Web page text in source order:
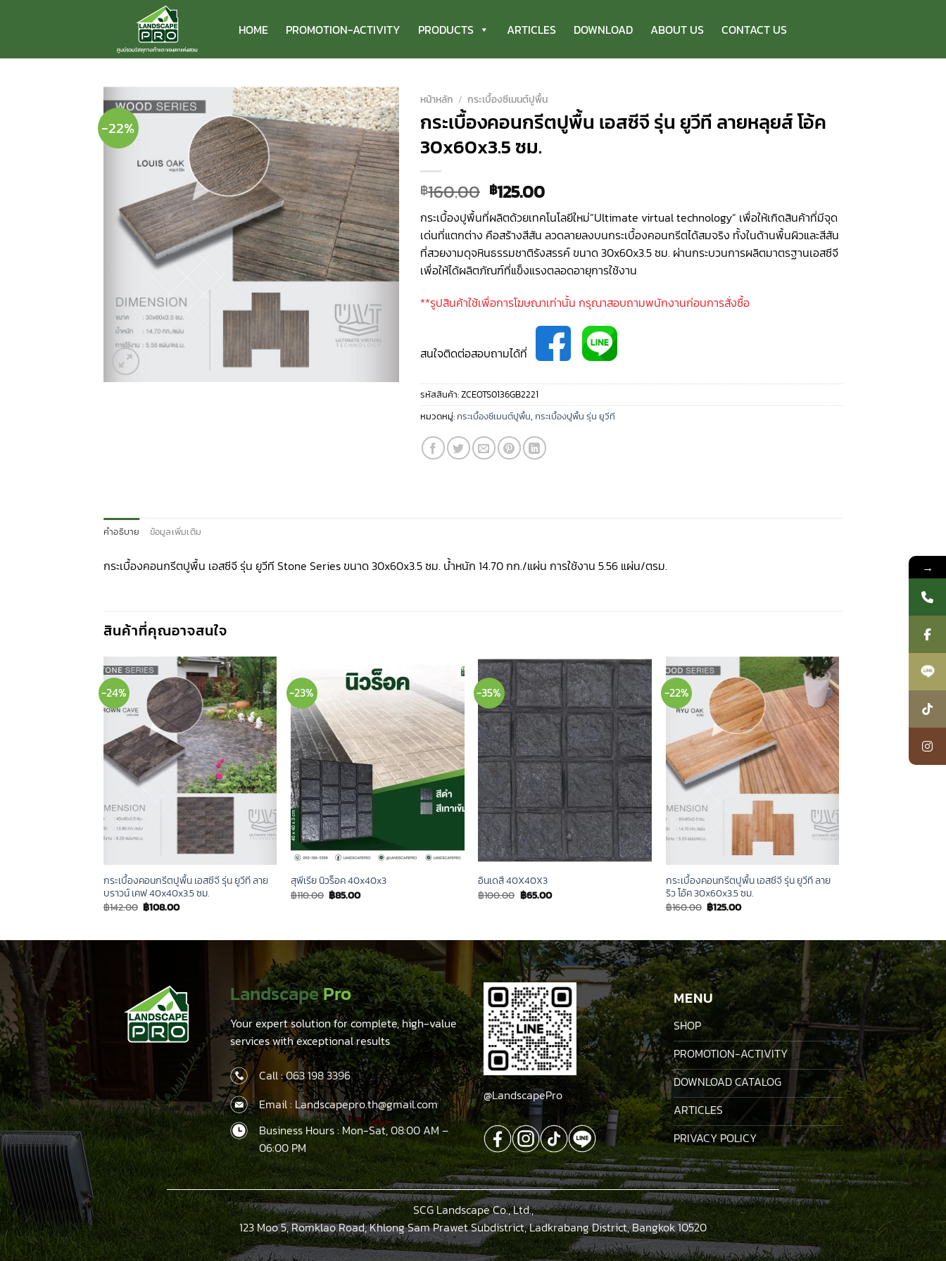
เนื้อหา
HOME PROMOTION-ACTIVITY PRODUCTS ARTICLES DOWNLOAD ABOUT US CONTACT US
-22%
หน้าหลัก / กระเบื้องซีเมนต์ปูพื้น
กระเบื้องคอนกรีตปูพื้น เอสซีจี รุ่น ยูวีที ลายหลุยส์ โอ้ค
30x60x3.5 ซม.
฿160.00 Original
price
was:
฿160.00.
฿125.00Current
price
is:
฿125.00.
กระเบื้องปูพื้นที่ผลิตด้วยเทคโนโลยีใหม่”Ultimate virtual technology” เพื่อให้เกิดสินค้าที่มีจุด
เด่นที่แตกต่าง คือสร้างสีสัน ลวดลายลงบนกระเบื้องคอนกรีตได้สมจริง ทั้งในด้านพื้นผิวและสีสัน
ที่สวยงามดุจหินธรรมชาติรังสรรค์ ขนาด 30x60x3.5 ซม. ผ่านกระบวนการผลิตมาตรฐานเอสซีจี
เพื่อให้ได้ผลิตภัณฑ์ที่แข็งแรงตลอดอายุการใช้งาน
**รูปสินค้าใช้เพื่อการโฆษณาเท่านั้น กรุณาสอบถามพนักงานก่อนการสั่งซื้อ
สนใจติดต่อสอบถามได้ที่
รหัสสินค้า:ZCEOTS0136GB2221
หมวดหมู่:กระเบื้องซีเมนต์ปูพื้น, กระเบื้องปูพื้น รุ่น ยูวีที
คำอธิบาย ข้อมูลเพิ่มเติม
กระเบื้องคอนกรีตปูพื้น เอสซีจี รุ่น ยูวีที Stone Series ขนาด 30x60x3.5 ซม. น้ำหนัก 14.70 กก./แผ่น การใช้งาน 5.56 แผ่น/ตรม.
สินค้าที่คุณอาจสนใจ
-24%
กระเบื้องคอนกรีตปูพื้น เอสซีจี รุ่น ยูวีที ลาย
บราวน์ เคฟ 40x40x3.5 ซม.
฿142.00 Original
price
฿108.00Current
-23%
สุพีเรีย นิวร็อค 40x40x3
฿110.00 Original
price
฿85.00Current
-35%
อินเดสึ 40X40X3
฿100.00 Original
price
฿65.00Current
price
-22%
กระเบื้องคอนกรีตปูพื้น เอสซีจี รุ่น ยูวีที ลาย
ริว โอ้ค 30x60x3.5 ซม.
฿160.00 Original
price
฿125.00Current
LandscapePro
Your expert solution for complete, high-value
services with exceptional results
Call :063 198 3396
Email : Landscapepro.th@gmail.com
Business Hours : Mon-Sat, 08:00 AM –
06:00 PM
@LandscapePro
MENU
SHOP
PROMOTION-ACTIVITY
DOWNLOAD CATALOG
ARTICLES
PRIVACY POLICY
SCG Landscape Co., Ltd.,
123 Moo 5, Romklao Road, Khlong Sam Prawet Subdistrict, Ladkrabang District, Bangkok 10520
→